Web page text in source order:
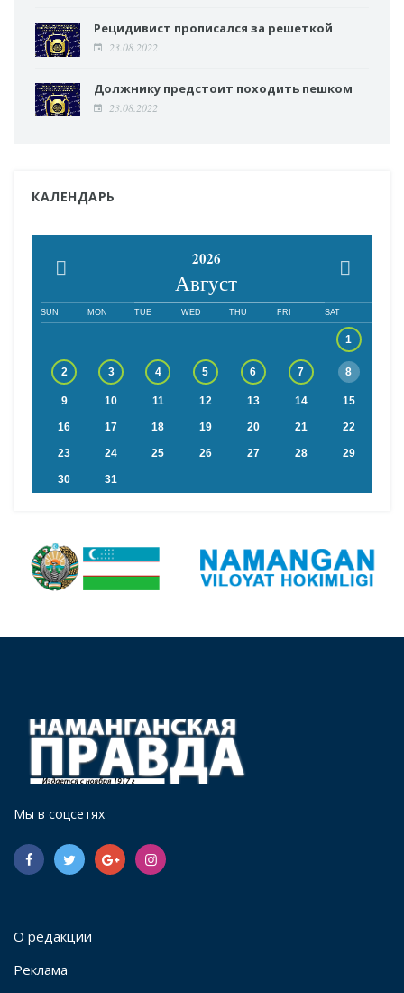
Рецидивист прописался за решеткой
23.08.2022
Должнику предстоит походить пешком
23.08.2022
КАЛЕНДАРЬ
2026
Август
SUN MON TUE WED THU FRI SAT
1
2 3 4 5 6 7 8
9 10 11 12 13 14 15
16 17 18 19 20 21 22
23 24 25 26 27 28 29
30 31
Мы в соцсетях
О редакции
Реклама